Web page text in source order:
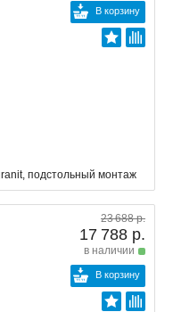
В корзину
подстольный монтаж
23 688 р.
17 788 р.
в наличии
В корзину